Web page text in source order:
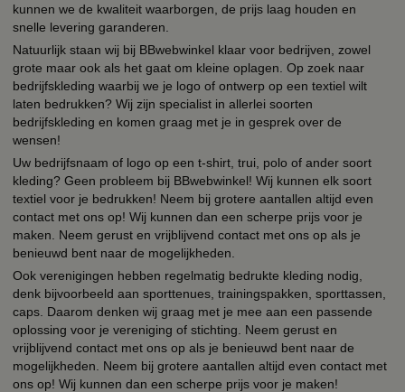
kunnen we de kwaliteit waarborgen, de prijs laag houden en
snelle levering garanderen.
Natuurlijk staan wij bij BBwebwinkel klaar voor bedrijven, zowel
grote maar ook als het gaat om kleine oplagen. Op zoek naar
bedrijfskleding waarbij we je logo of ontwerp op een textiel wilt
laten bedrukken? Wij zijn specialist in allerlei soorten
bedrijfskleding en komen graag met je in gesprek over de
wensen!
Uw bedrijfsnaam of logo op een t-shirt, trui, polo of ander soort
kleding? Geen probleem bij BBwebwinkel! Wij kunnen elk soort
textiel voor je bedrukken! Neem bij grotere aantallen altijd even
contact met ons op! Wij kunnen dan een scherpe prijs voor je
maken. Neem gerust en vrijblijvend contact met ons op als je
benieuwd bent naar de mogelijkheden.
Ook verenigingen hebben regelmatig bedrukte kleding nodig,
denk bijvoorbeeld aan sporttenues, trainingspakken, sporttassen,
caps. Daarom denken wij graag met je mee aan een passende
oplossing voor je vereniging of stichting. Neem gerust en
vrijblijvend contact met ons op als je benieuwd bent naar de
mogelijkheden. Neem bij grotere aantallen altijd even contact met
ons op! Wij kunnen dan een scherpe prijs voor je maken!